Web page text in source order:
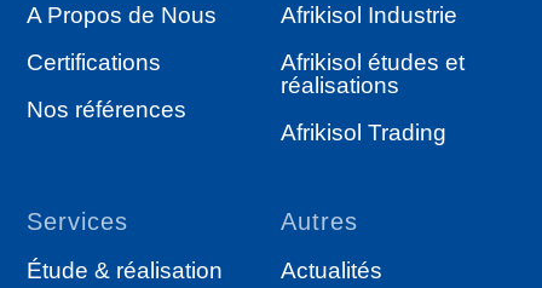
A Propos de Nous
Certifications
Nos références
Afrikisol Industrie
Afrikisol études et
réalisations
Afrikisol Trading
Services
Étude & réalisation
Autres
Actualités